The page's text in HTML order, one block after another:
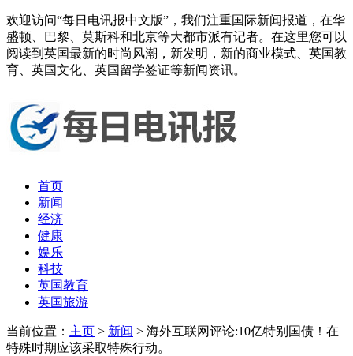
欢迎访问“每日电讯报中文版”，我们注重国际新闻报道，在华
盛顿、巴黎、莫斯科和北京等大都市派有记者。在这里您可以
阅读到英国最新的时尚风潮，新发明，新的商业模式、英国教
育、英国文化、英国留学签证等新闻资讯。
首页
新闻
经济
健康
娱乐
科技
英国教育
英国旅游
当前位置： 主页 > 新闻 > 海外互联网评论:10亿特别国债！在
特殊时期应该采取特殊行动。